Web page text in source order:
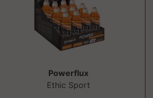
Powerflux
Ethic Sport